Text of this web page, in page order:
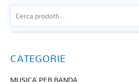
CATEGORIE